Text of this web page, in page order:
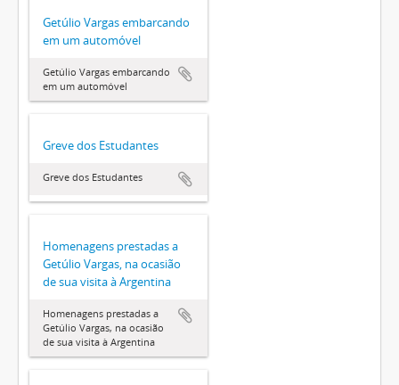
Getúlio Vargas embarcando
em um automóvel
Getúlio Vargas embarcando
em um automóvel
Greve dos Estudantes
Greve dos Estudantes
Homenagens prestadas a
Getúlio Vargas, na ocasião
de sua visita à Argentina
Homenagens prestadas a
Getúlio Vargas, na ocasião
de sua visita à Argentina